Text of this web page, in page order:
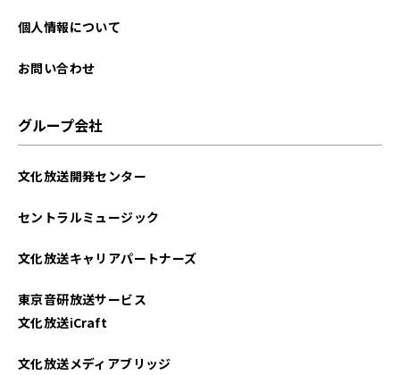
個人情報について
お問い合わせ
グループ会社
文化放送開発センター
セントラルミュージック
文化放送キャリアパートナーズ
東京音研放送サービス
文化放送iCraft
文化放送メディアブリッジ